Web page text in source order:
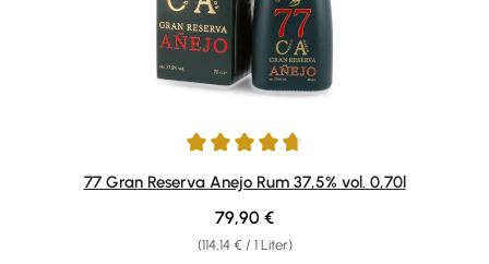
Durchschnittliche Bewertung von 4.86 von 5 Sternen
77 Gran Reserva Anejo Rum 37,5% vol. 0,70l
(114,14 € / 1 Liter)
Regulärer Preis:
79,90 €